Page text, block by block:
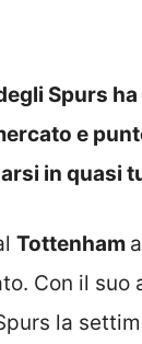
Spurs ha
e
in quasi
Tottenham
Con il suo
la